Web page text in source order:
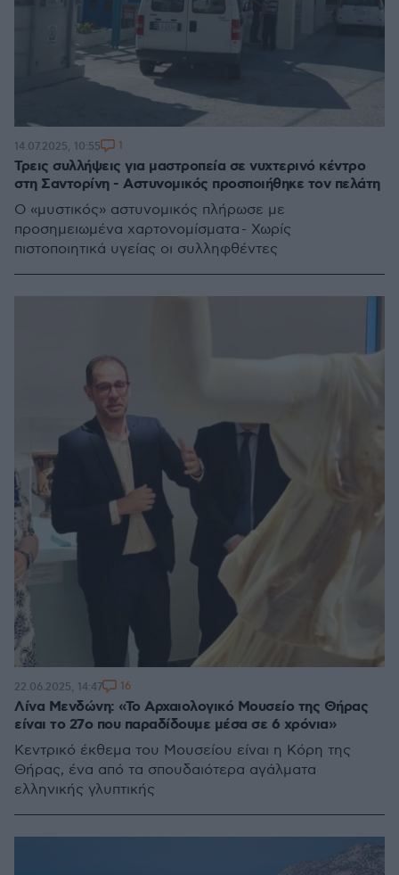
Τρεις συλλήψεις για μαστροπεία σε νυχτερινό κέντρο
στη Σαντορίνη - Αστυνομικός προσποιήθηκε τον πελάτη
Ο «μυστικός» αστυνομικός πλήρωσε με
προσημειωμένα χαρτονομίσματα - Χωρίς
πιστοποιητικά υγείας οι συλληφθέντες
14.07.2025, 10:55 1
Λίνα Μενδώνη: «Το Αρχαιολογικό Μουσείο της Θήρας
είναι το 27ο που παραδίδουμε μέσα σε 6 χρόνια»
Κεντρικό έκθεμα του Μουσείου είναι η Κόρη της
Θήρας, ένα από τα σπουδαιότερα αγάλματα
ελληνικής γλυπτικής
22.06.2025, 14:47 16